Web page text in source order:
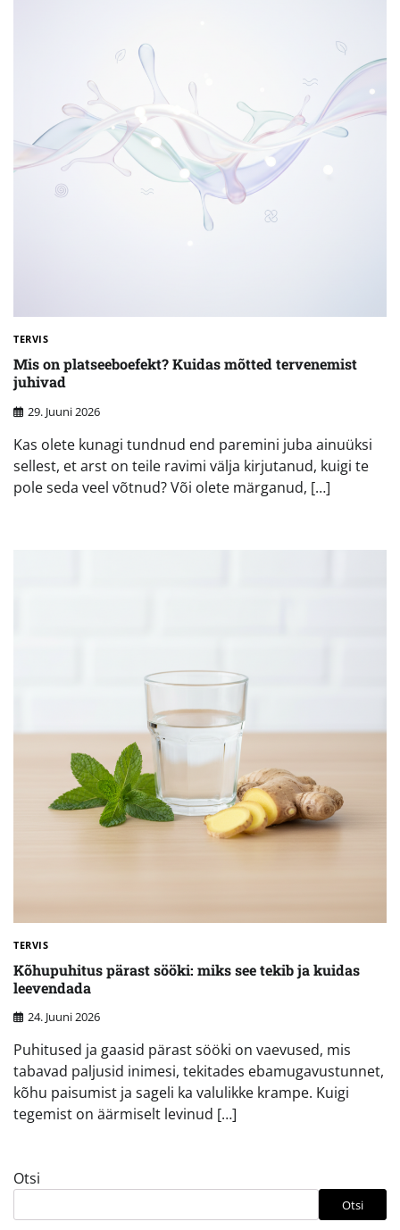
TERVIS
Mis on platseeboefekt? Kuidas mõtted tervenemist
juhivad
29. Juuni 2026
Kas olete kunagi tundnud end paremini juba ainuüksi
sellest, et arst on teile ravimi välja kirjutanud, kuigi te
pole seda veel võtnud? Või olete märganud, […]
TERVIS
Kõhupuhitus pärast sööki: miks see tekib ja kuidas
leevendada
24. Juuni 2026
Puhitused ja gaasid pärast sööki on vaevused, mis
tabavad paljusid inimesi, tekitades ebamugavustunnet,
kõhu paisumist ja sageli ka valulikke krampe. Kuigi
tegemist on äärmiselt levinud […]
Otsi
Otsi